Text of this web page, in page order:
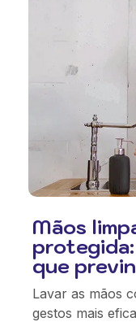
Mãos
que
Lavar as mãos
gestos mais